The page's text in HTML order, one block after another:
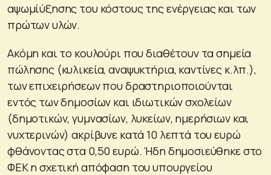
αψωμίύξησης του κόστους της ενέργειας και των
πρώτων υλών.
Ακόμη και το κουλούρι που διαθέτουν τα σημεία
πώλησης (κυλικεία, αναψυκτήρια, καντίνες κ.λπ.),
των επιχειρήσεων που δραστηριοποιούνται
εντός των δημοσίων και ιδιωτικών σχολείων
(δημοτικών, γυμνασίων, λυκείων, ημερήσιων και
νυχτερινών) ακρίβυνε κατά 10 λεπτά του ευρώ
φθάνοντας στα 0,50 ευρώ. Ήδη δημοσιεύθηκε στο
ΦΕΚ η σχετική απόφαση του υπουργείου